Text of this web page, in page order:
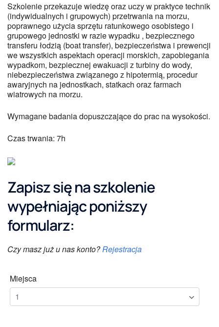
Szkolenie przekazuje wiedzę oraz uczy w praktyce technik
(indywidualnych i grupowych) przetrwania na morzu,
poprawnego użycia sprzętu ratunkowego osobistego i
grupowego jednostki w razie wypadku , bezpiecznego
transferu łodzią (boat transfer), bezpieczeństwa i prewencji
we wszystkich aspektach operacji morskich, zapobiegania
wypadkom, bezpiecznej ewakuacji z turbiny do wody,
niebezpieczeństwa związanego z hipotermią, procedur
awaryjnych na jednostkach, statkach oraz farmach
wiatrowych na morzu.
Wymagane badania dopuszczające do prac na wysokości.
Czas trwania: 7h
Zapisz się na szkolenie
wypełniając poniższy
formularz:
Czy masz już u nas konto?Rejestracja
Miejsca